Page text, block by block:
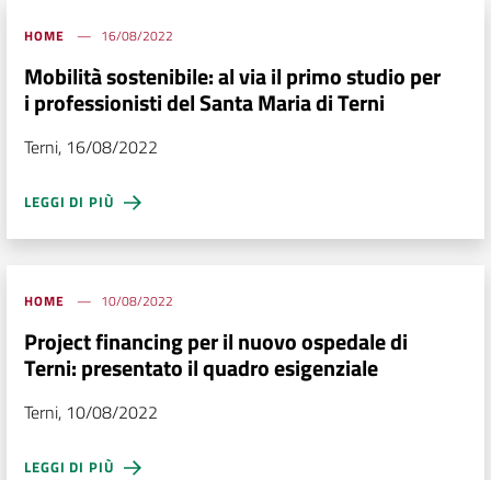
HOME 16/08/2022
Mobilità sostenibile: al via il primo studio per
i professionisti del Santa Maria di Terni
Terni, 16/08/2022
LEGGI DI PIÙ
HOME 10/08/2022
Project financing per il nuovo ospedale di
Terni: presentato il quadro esigenziale
Terni, 10/08/2022
LEGGI DI PIÙ